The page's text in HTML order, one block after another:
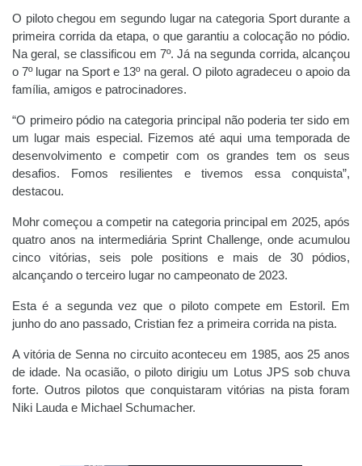
O piloto chegou em segundo lugar na categoria Sport durante a
primeira corrida da etapa, o que garantiu a colocação no pódio.
Na geral, se classificou em 7º. Já na segunda corrida, alcançou
o 7º lugar na Sport e 13º na geral. O piloto agradeceu o apoio da
família, amigos e patrocinadores.
“O primeiro pódio na categoria principal não poderia ter sido em
um lugar mais especial. Fizemos até aqui uma temporada de
desenvolvimento e competir com os grandes tem os seus
desafios. Fomos resilientes e tivemos essa conquista”,
destacou.
Mohr começou a competir na categoria principal em 2025, após
quatro anos na intermediária Sprint Challenge, onde acumulou
cinco vitórias, seis pole positions e mais de 30 pódios,
alcançando o terceiro lugar no campeonato de 2023.
Esta é a segunda vez que o piloto compete em Estoril. Em
junho do ano passado, Cristian fez a primeira corrida na pista.
A vitória de Senna no circuito aconteceu em 1985, aos 25 anos
de idade. Na ocasião, o piloto dirigiu um Lotus JPS sob chuva
forte. Outros pilotos que conquistaram vitórias na pista foram
Niki Lauda e Michael Schumacher.